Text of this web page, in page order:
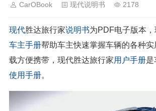
CarOBook 现代说明书 2178
现代胜达旅行家说明书为PDF电子版本
车主手册帮助车主快速掌握车辆的各种
载方便携带，现代胜达旅行家用户手册是
使用手册。